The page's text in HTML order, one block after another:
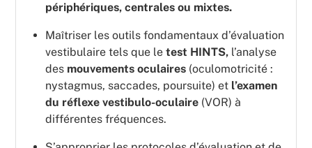
périphériques, centrales ou mixtes.
Maîtriser les outils fondamentaux d’évaluation
vestibulaire tels que le test HINTS, l’analyse
des mouvements oculaires (oculomotricité :
nystagmus, saccades, poursuite) et l’examen
du réflexe vestibulo-oculaire (VOR) à
différentes fréquences.